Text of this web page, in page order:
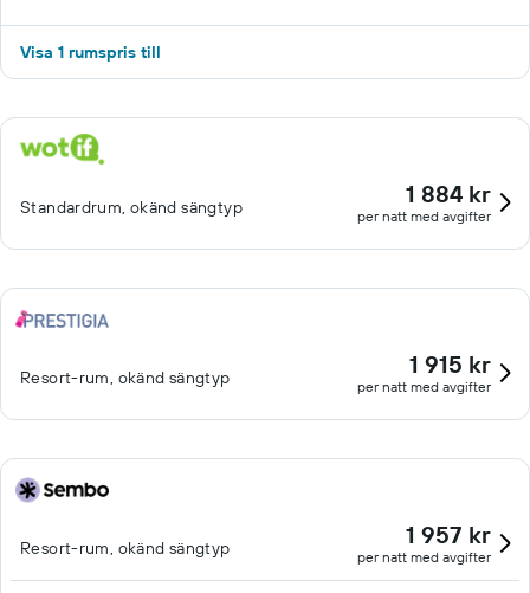
Visa 1 rumspris till
Standardrum, okänd sängtyp 1 884 kr
per natt med avgifter
Resort-rum, okänd sängtyp 1 915 kr
per natt med avgifter
Resort-rum, okänd sängtyp 1 957 kr
per natt med avgifter